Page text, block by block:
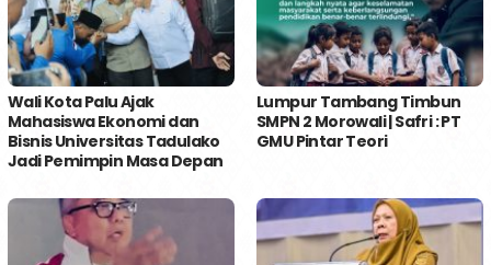
Wali Kota Palu Ajak
Mahasiswa Ekonomi dan
Bisnis Universitas Tadulako
Jadi Pemimpin Masa Depan
Lumpur Tambang Timbun
SMPN 2 Morowali | Safri : PT
GMU Pintar Teori